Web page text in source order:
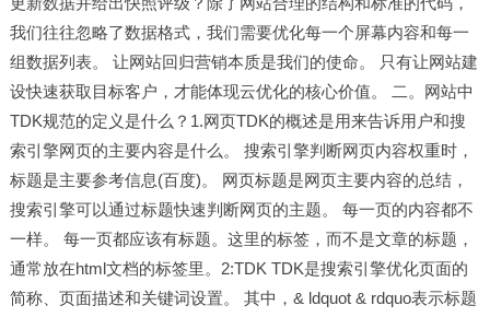
我们往往忽略了数据格式，我们需要优化每一个屏幕内容和每一
组数据列表。 让网站回归营销本质是我们的使命。 只有让网站建
设快速获取目标客户，才能体现云优化的核心价值。 二。网站中
TDK规范的定义是什么？1.网页TDK的概述是用来告诉用户和搜
索引擎网页的主要内容是什么。 搜索引擎判断网页内容权重时，
标题是主要参考信息(百度)。 网页标题是网页主要内容的总结，
搜索引擎可以通过标题快速判断网页的主题。 每一页的内容都不
一样。 每一页都应该有标题。这里的标签，而不是文章的标题，
通常放在html文档的标签里。2:TDK TDK是搜索引擎优化页面的
简称、页面描述和关键词设置。 其中，& ldquot & rdquo表示标题